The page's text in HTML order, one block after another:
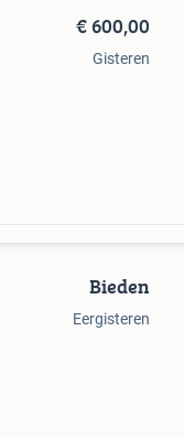
€ 600,00
Gisteren
Bieden
Eergisteren